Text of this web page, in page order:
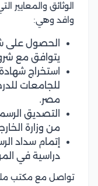
الوثائق
وافد وهي:
الحصول على
يتوافق مع
استخراج
للجامعات
مصر.
التصديق
من وزارة
إتمام سداد
دراسية في
تواصل مع مكتب